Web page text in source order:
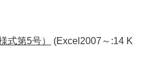
式第5号）
(Excel2007～:14 K